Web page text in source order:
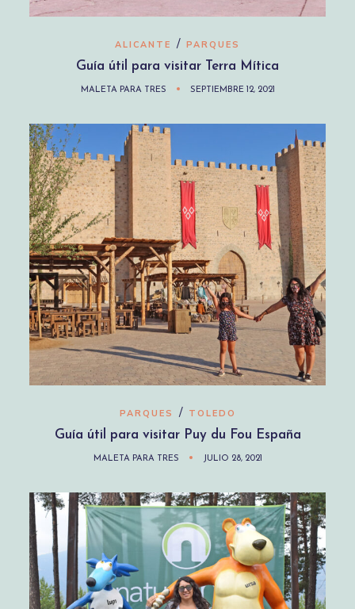
ALICANTE / PARQUES
Guía útil para visitar Terra Mítica
MALETA PARA TRES SEPTIEMBRE 12, 2021
PARQUES / TOLEDO
Guía útil para visitar Puy du Fou España
MALETA PARA TRES JULIO 28, 2021